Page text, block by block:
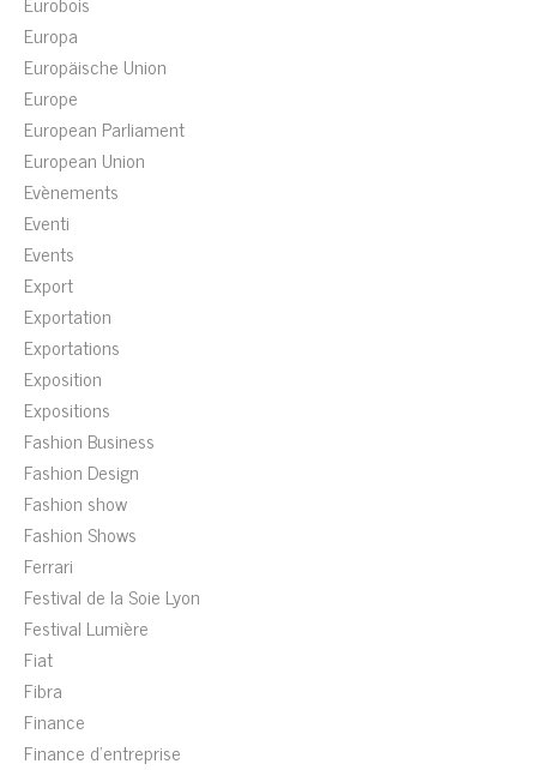
Europa
Europäische Union
Europe
European Parliament
European Union
Evènements
Eventi
Events
Export
Exportation
Exportations
Exposition
Expositions
Fashion Business
Fashion Design
Fashion show
Fashion Shows
Ferrari
Festival de la Soie Lyon
Festival Lumière
Fiat
Fibra
Finance
Finance d'entreprise